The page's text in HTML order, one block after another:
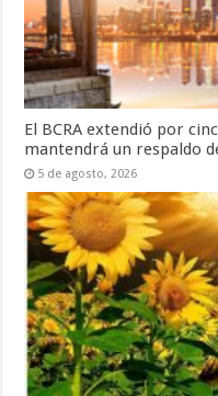
El BCRA extendió por
mantendrá un respaldo
5 de agosto, 2026